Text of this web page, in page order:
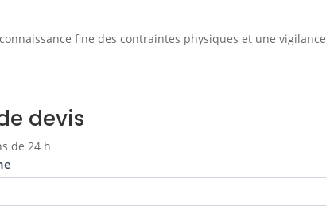
fine des contraintes physiques et une vigilance
devis
de 24 h